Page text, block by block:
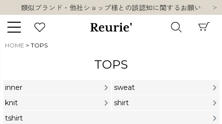
類似ブランド・他社ショップ様との誤認知に関するお願い
熊本県熊本地方を震源とする地震の影響について
10,000円以上ご購入で送料無料
販売タイプ
HOME TOPS
TOPS
inner
sweat
knit
shirt
tshirt